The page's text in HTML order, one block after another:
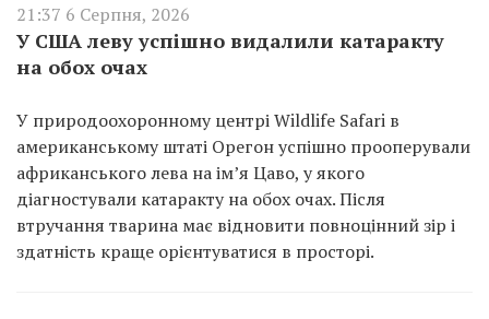
21:37 6 Серпня, 2026
У США леву успішно видалили катаракту
на обох очах
У природоохоронному центрі Wildlife Safari в
американському штаті Орегон успішно прооперували
африканського лева на ім’я Цаво, у якого
діагностували катаракту на обох очах. Після
втручання тварина має відновити повноцінний зір і
здатність краще орієнтуватися в просторі.